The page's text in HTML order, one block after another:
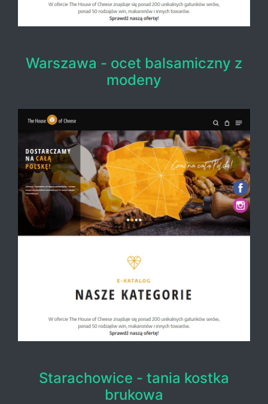
Warszawa - ocet balsamiczny z
modeny
Starachowice - tania kostka
brukowa